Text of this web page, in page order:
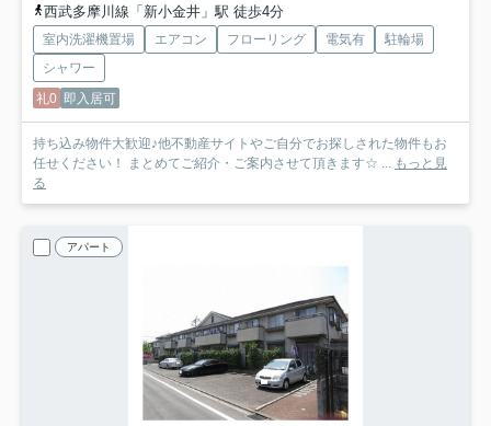
西武多摩川線「新小金井」駅 徒歩4分
室内洗濯機置場 エアコン フローリング 電気有
駐輪場
シャワー
礼0 即入居可
持ち込み物件大歓迎♪他不動産サイトやご自分でお探しされた物件もお
任せください！ まとめてご紹介・ご案内させて頂きます☆ ... もっと見
る
アパート